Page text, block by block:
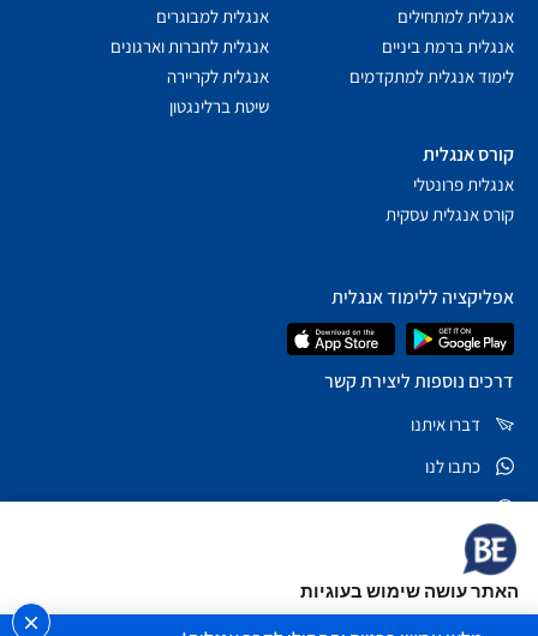
האתר עושה שימוש בעוגיות
לידיעתך, האתר משתמש בקבצי cookies וטכנולוגיות ניטור נוספות, על
קורס אנגלית
אנגלית פרונטלי
קורס אנגלית עסקית
אנגלית למבוגרים
אנגלית לחברות וארגונים
אנגלית לקריירה
שיטת ברלינגטון
אנגלית למתחילים
אנגלית ברמת ביניים
לימוד אנגלית למתקדמים
בקרו אותנו ברשתות
דרכים נוספות ליצירת קשר
דברו איתנו
כתבו לנו
שאלות נפוצות
*5878
אפליקציה ללימוד אנגלית